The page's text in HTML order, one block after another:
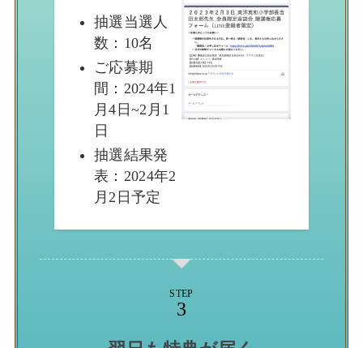
抽選当選人
数：10名
ご応募期
間：2024年1
月4日~2月1
日
抽選結果発
表：2024年2
月2日予定
STEP